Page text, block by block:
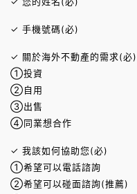
✓ 手機號碼(必)
✓ 關於海外不動產的需求(必)
①投資
②自用
③出售
④同業想合作
✓ 我該如何協助您(必)
①希望可以電話諮詢
②希望可以碰面諮詢(推薦)